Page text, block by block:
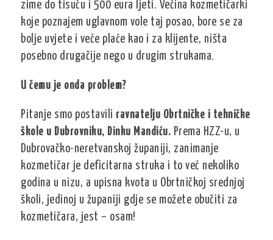
zime do tisuću i 500 eura ljeti. Većina kozmetičarki
koje poznajem uglavnom vole taj posao, bore se za
bolje uvjete i veće plaće kao i za klijente, ništa
posebno drugačije nego u drugim strukama.
U čemu je onda problem?
Pitanje smo postavili ravnatelju Obrtničke i tehničke
škole u Dubrovniku, Dinku Mandiću. Prema HZZ-u, u
Dubrovačko-neretvanskoj županiji, zanimanje
kozmetičar je deficitarna struka i to već nekoliko
godina u nizu, a upisna kvota u Obrtničkoj srednjoj
školi, jedinoj u županiji gdje se možete obučiti za
kozmetičara, jest – osam!